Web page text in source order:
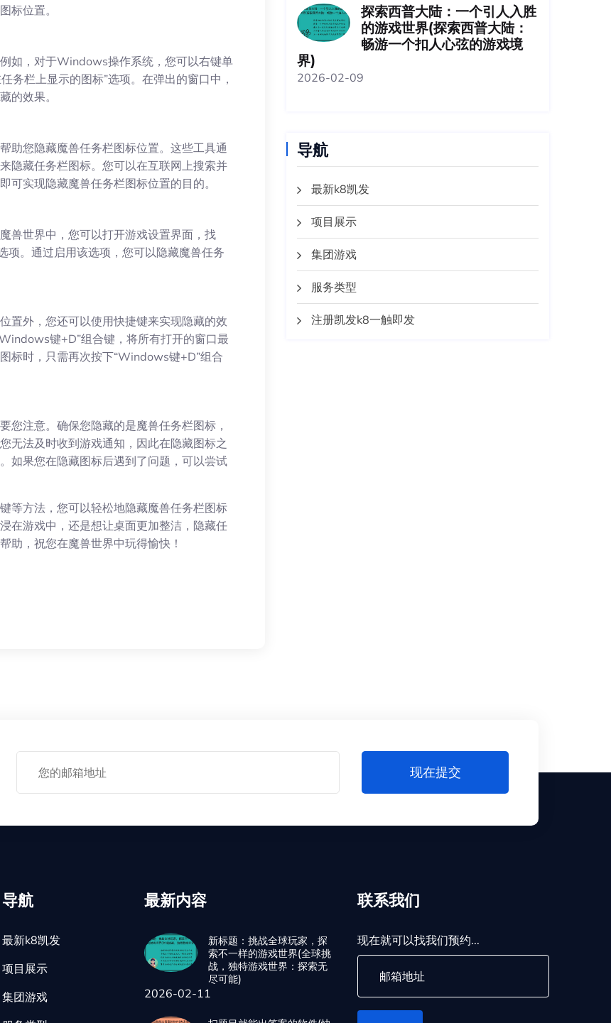
标位置。
如，对于Windows操作系统，您可以右键单
务栏上显示的图标”选项。在弹出的窗口中，
的效果。
助您隐藏魔兽任务栏图标位置。这些工具通
隐藏任务栏图标。您可以在互联网上搜索并
可实现隐藏魔兽任务栏图标位置的目的。
兽世界中，您可以打开游戏设置界面，找
项。通过启用该选项，您可以隐藏魔兽任务
置外，您还可以使用快捷键来实现隐藏的效
键+D”组合键，将所有打开的窗口最
标时，只需再次按下“Windows键+D”组合
您注意。确保您隐藏的是魔兽任务栏图标，
无法及时收到游戏通知，因此在隐藏图标之
如果您在隐藏图标后遇到了问题，可以尝试
等方法，您可以轻松地隐藏魔兽任务栏图标
在游戏中，还是想让桌面更加整洁，隐藏任
助，祝您在魔兽世界中玩得愉快！
探索西普大陆：一个引人入胜
的游戏世界(探索西普大陆：
畅游一个扣人心弦的游戏境
界)
2026-02-09
导航
最新k8凯发
项目展示
集团游戏
服务类型
注册凯发k8一触即发
现在提交
导航
最新k8凯发
项目展示
集团游戏
最新内容
新标题：挑战全球玩家，探
索不一样的游戏世界(全球挑
战，独特游戏世界：探索无
尽可能)
2026-02-11
联系我们
现在就可以找我们预约...